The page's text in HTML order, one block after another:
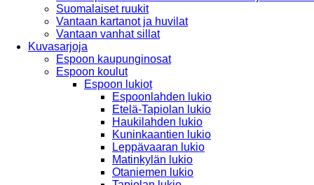
Suomalaiset ruukit
Vantaan kartanot ja huvilat
Vantaan vanhat sillat
Kuvasarjoja
Espoon kaupunginosat
Espoon koulut
Espoon lukiot
Espoonlahden lukio
Etelä-Tapiolan lukio
Haukilahden lukio
Kuninkaantien lukio
Leppävaaran lukio
Matinkylän lukio
Otaniemen lukio